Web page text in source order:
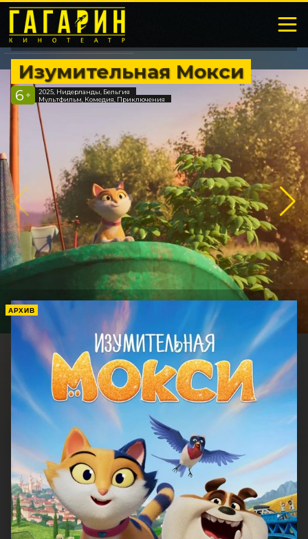
Изумительная Мокси
6 +
2025, Нидерланды, Бельгия
Мультфильм, Комедия, Приключения
АРХИВ